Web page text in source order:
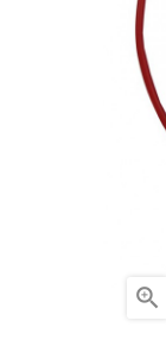
